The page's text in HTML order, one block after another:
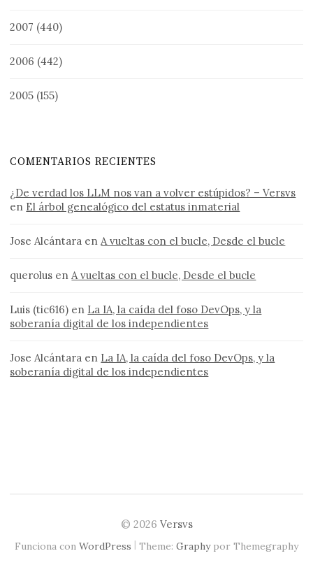
2007 (440)
2006 (442)
2005 (155)
COMENTARIOS RECIENTES
¿De verdad los LLM nos van a volver estúpidos? – Versvs
en El árbol genealógico del estatus inmaterial
Jose Alcántara en A vueltas con el bucle, Desde el bucle
querolus en A vueltas con el bucle, Desde el bucle
Luis (tic616) en La IA, la caída del foso DevOps, y la
soberanía digital de los independientes
Jose Alcántara en La IA, la caída del foso DevOps, y la
soberanía digital de los independientes
© 2026 Versvs
Funciona con WordPress | Theme: Graphypor Themegraphy